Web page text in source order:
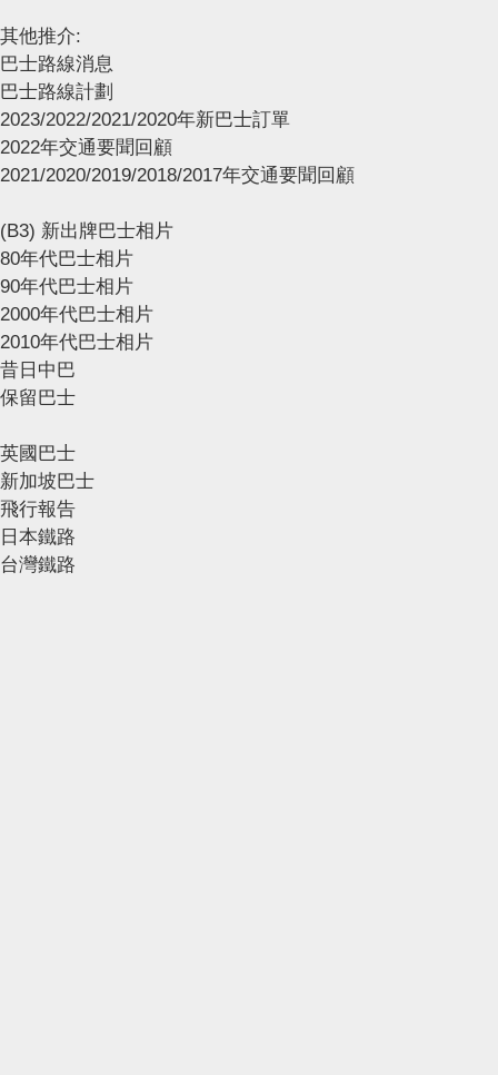
其他推介:
巴士路線消息
巴士路線計劃
2023/2022/2021/2020年新巴士訂單
2022年交通要聞回顧
2021/2020/2019/2018/2017年交通要聞回顧
(B3) 新出牌巴士相片
80年代巴士相片
90年代巴士相片
2000年代巴士相片
2010年代巴士相片
昔日中巴
保留巴士
英國巴士
新加坡巴士
飛行報告
日本鐵路
台灣鐵路